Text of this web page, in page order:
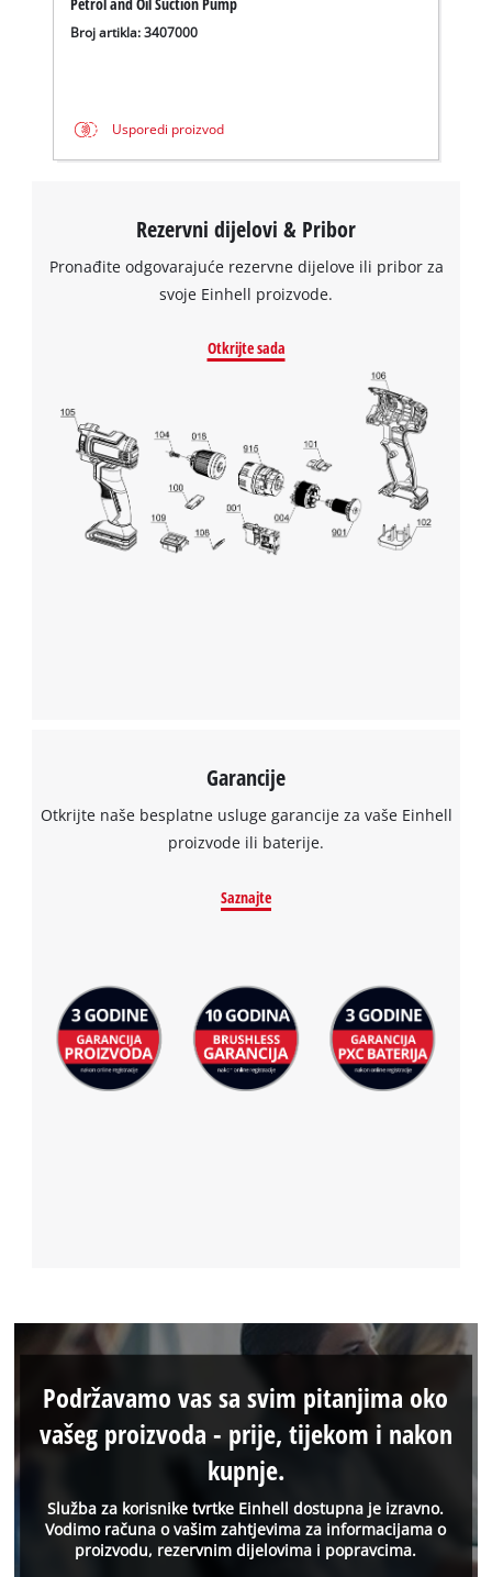
to trackers that are not disclosed to the
Broj artikla: 3407000
Usporedi proizvod
Rezervni dijelovi & Pribor
Pronađite odgovarajuće rezervne dijelove ili pribor za
svoje Einhell proizvode.
Otkrijte sada
Garancije
Otkrijte naše besplatne usluge garancije za vaše Einhell
proizvode ili baterije.
Saznajte
Služba za korisnike tvrtke Einhell dostupna je izravno.
Vodimo računa o vašim zahtjevima za informacijama o
proizvodu, rezervnim dijelovima i popravcima.
Podržavamo vas sa svim pitanjima oko
vašeg proizvoda - prije, tijekom i nakon
kupnje.